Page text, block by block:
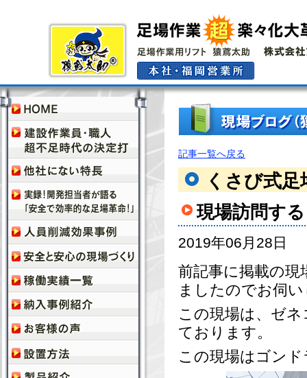
記事一覧へ戻る
くさび式足
現場訪問す
2019年06月28日
前記事に掲載の現
ましたのでお伺
この現場は、ゼ
ております。
この現場はゴン